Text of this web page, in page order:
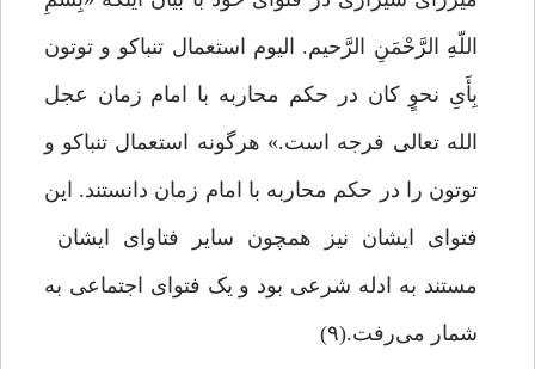
اللّهِ الرَّحْمَنِ الرَّحیم. الیوم استعمال تنباکو و توتون
بِأَیِ نحوٍ کان در حکم محاربه با امام زمان عجل
الله تعالی فرجه است.» هرگونه استعمال تنباکو و
توتون را در حکم محاربه با امام زمان دانستند. این
فتوای ایشان نیز همچون سایر فتاوای ایشان
مستند به ادله شرعی بود و یک فتوای اجتماعی به
شمار می‌رفت.(۹)